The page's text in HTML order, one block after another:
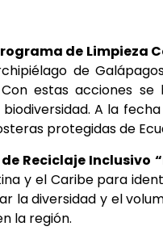
de Limpieza
de
estas acciones
A la
protegidas de
Reciclaje Inclusivo
y el Caribe para
la diversidad y el
la región.